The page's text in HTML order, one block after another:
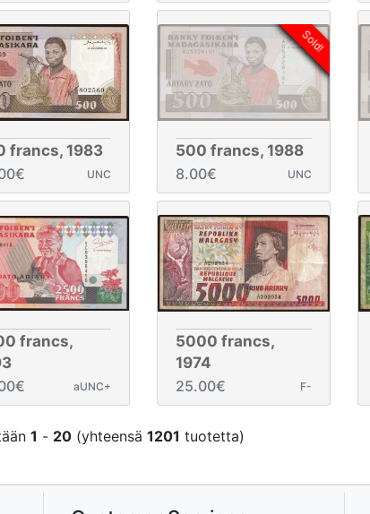
francs, 1983
UNC
Sold!
500 francs, 1988
8.00€
UNC
francs,
aUNC+
5000 francs,
1974
25.00€
F-
1 - 20 (yhteensä 1201 tuotetta)